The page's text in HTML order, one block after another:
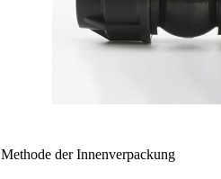
Methode der Innenverpackung